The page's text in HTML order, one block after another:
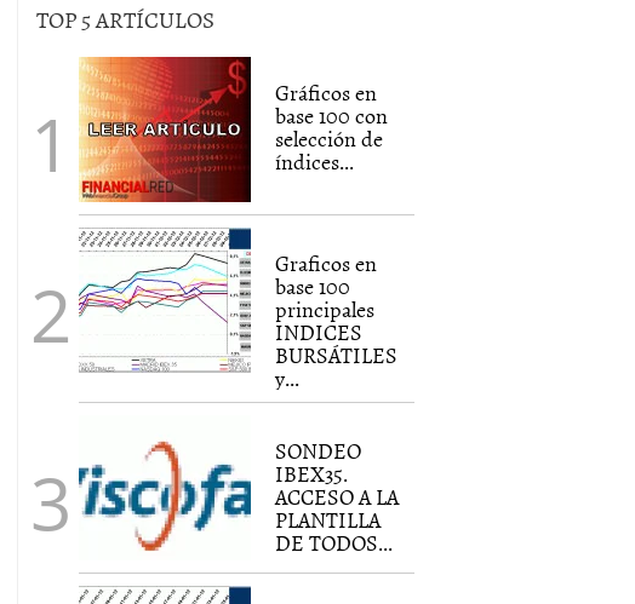
TOP 5 ARTÍCULOS
Gráficos en
base 100 con
selección de
índices...
Graficos en
base 100
principales
INDICES
BURSÁTILES
y...
SONDEO
IBEX35.
ACCESO A LA
PLANTILLA
DE TODOS...